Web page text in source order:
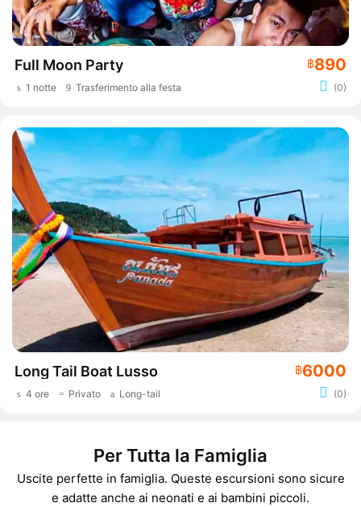
Full Moon Party ฿890
1 notte Trasferimento alla festa (0)
Long Tail Boat Lusso ฿6000
4 ore Privato Long-tail (0)
Per Tutta la Famiglia
Uscite perfette in famiglia. Queste escursioni sono sicure
e adatte anche ai neonati e ai bambini piccoli.